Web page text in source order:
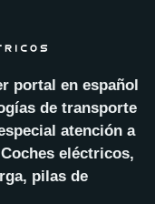
portal en español
de transporte
atención a
eléctricos,
pilas de